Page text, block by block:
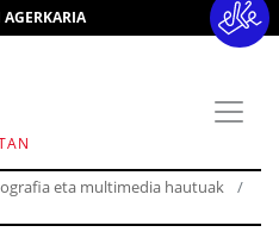
eta multimedia hautuak